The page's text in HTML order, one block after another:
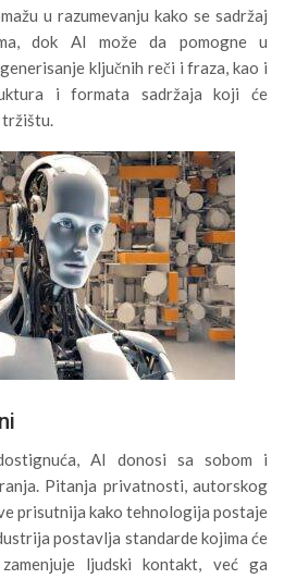
u razumevanju kako se sadržaj
dok AI može da pomogne u
ključnih reči i fraza, kao i
i formata sadržaja koji će
tržištu.
AI donosi sa sobom i
Pitanja privatnosti, autorskog
prisutnija kako tehnologija postaje
postavlja standarde kojima će
ljudski kontakt, već ga